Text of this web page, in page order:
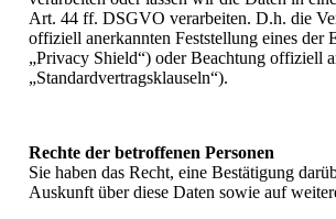
Art. 44 ff. DSGVO verarbeiten. D.h. die
offiziell anerkannten Feststellung eines der
„Privacy Shield“) oder Beachtung offiziell
„Standardvertragsklauseln“).
Rechte der betroffenen Personen
Sie haben das Recht, eine Bestätigung
Auskunft über diese Daten sowie auf